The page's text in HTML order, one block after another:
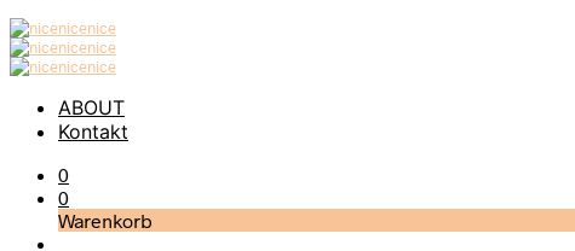
ABOUT
Kontakt
0
0
Warenkorb